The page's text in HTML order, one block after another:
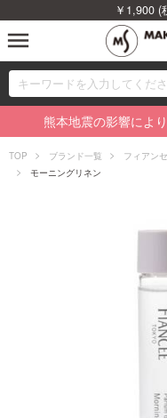
￥1,900 (
menu
00 ブランドから探す
カテゴリから探す
ランキングから探す
ビューティジャーナル
熊本地震の影響によ
TOP ブランド一覧 フィアン
モーニングリネン